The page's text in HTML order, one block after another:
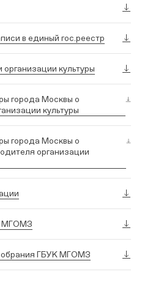
в единый гос.реестр
культуры
города Москвы о
культуры
города Москвы о
организации
МГОМЗ
ГБУК МГОМЗ